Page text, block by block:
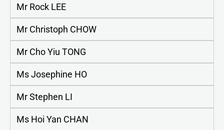
Mr Rock LEE
Mr Christoph CHOW
Mr Cho Yiu TONG
Ms Josephine HO
Mr Stephen LI
Ms Hoi Yan CHAN